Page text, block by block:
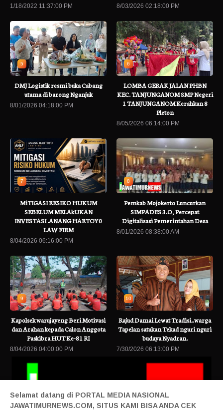
1/18/2022 11:37:00 PM 8/03/2026 02:18:00 PM
5
DMJ Logistik resmi buka Cabang
utama di barong Nganjuk
8/01/2026 04:18:00 PM
6
LOMBA GERAK JALAN PHBN
KEC. TANJUNGANOM SMP Negeri
1 TANJUNGANOM Kerahkan 8
Pleton
8/05/2026 06:14:00 PM
7
MiTIGASI RESIKO HUKUM
SEBELUM MELAkUKAN
INVESTASI .ANANG HARTOY0
LAW FIRM
8/04/2026 06:16:00 PM
8
Pemkab Mojokerto Luncurkan
SIMPADES 3.O, Percepat
Digitalisasi Pemerintahan Desa
8/01/2026 08:38:00 AM
9
Kapolsek warujayeng Beri Motivasi
dan Arahan kepada Calon Anggota
Paskibra HUT Ke-81 RI
8/04/2026 04:00:00 PM
10
Rajud Damai Lewat Tradisi..warga
Tapelan satukan Tekad nguri nguri
budaya Nyadran.
7/30/2026 06:13:00 PM
Selamat datang di PORTAL MEDIA NASIONAL
JAWATIMURNEWS.COM, SITUS KAMI BISA ANDA CEK